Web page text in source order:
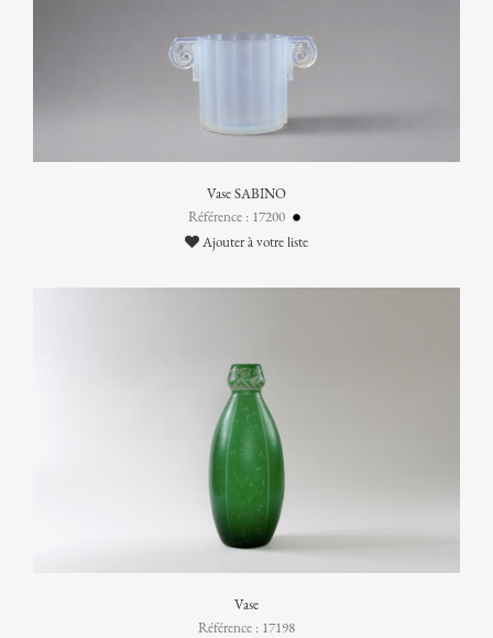
Vase SABINO
Référence : 17200
Ajouter à votre liste
Vase
Référence : 17198